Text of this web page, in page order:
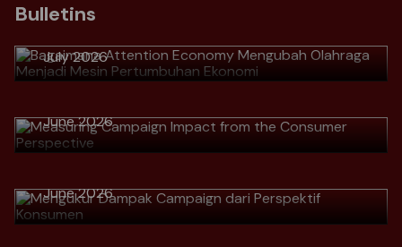
Bulletins
Pertumbuhan Ekonomi
July 2026
> Measuring Campaign Impact from
the Consumer Perspective
June 2026
> Mengukur Dampak Campaign dari
Perspektif Konsumen
June 2026
> Why Great Marketers No Longer
Talk Numbers, but Talk Customer